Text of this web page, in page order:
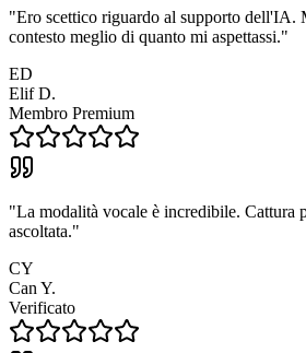
"Ero scettico riguardo al supporto dell'IA.
contesto meglio di quanto mi aspettassi."
ED
Elif D.
Membro Premium
"La modalità vocale è incredibile. Cattura
ascoltata."
CY
Can Y.
Verificato